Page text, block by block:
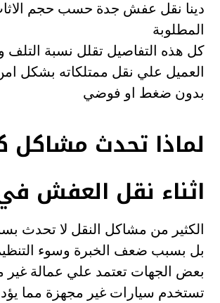
دينا نقل عفش جدة حسب حجم
المطلوبة
كل هذه التفاصيل تقلل نسبة التلف
العميل علي نقل ممتلكاته بشكل
بدون ضغط او فوضي
لماذا تحدث مشاكل
اثناء نقل العفش
الكثير من مشاكل النقل لا تحدث
بل بسبب ضعف الخبرة وسوء
بعض الجهات تعتمد علي عمالة غير
تستخدم سيارات غير مجهزة مما